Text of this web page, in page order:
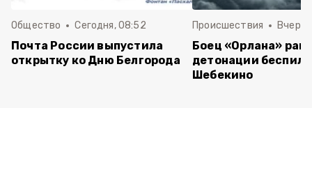
Общество Сегодня, 08:52
Почта России выпустила
открытку ко Дню Белгорода
Происшествия
Боец «Орлана»
детонации
Шебекино